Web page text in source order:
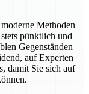
Methoden
pünktlich und
Gegenständen
auf Experten
damit Sie sich auf